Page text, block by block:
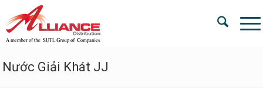
Nước Giải Khát JJ